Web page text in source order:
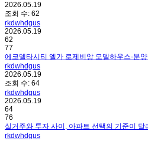
2026.05.19
조회 수: 62
rkdwhdgus
2026.05.19
62
77
에코델타시티 엘가 로제비앙 모델하우스·분양
rkdwhdgus
2026.05.19
조회 수: 64
rkdwhdgus
2026.05.19
64
76
실거주와 투자 사이, 아파트 선택의 기준이 달
rkdwhdgus